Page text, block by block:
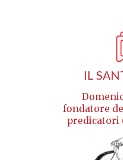
IL
fondatore
predicatori